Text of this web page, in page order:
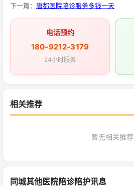
下一篇： 唐都医院陪诊服务多钱一天
电话预约
180-9212-3179
24小时服务
相关推荐
暂无相关推荐
同城其他医院陪诊陪护讯息